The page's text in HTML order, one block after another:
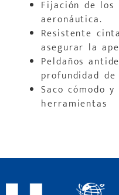
Fijación de los
aeronáutica.
Resistente
asegurar la
Peldaños
profundidad
Saco cómodo
herramientas